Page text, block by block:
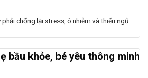
chống lại stress, ô nhiễm và thiếu ngủ.
bầu khỏe, bé yêu thông minh